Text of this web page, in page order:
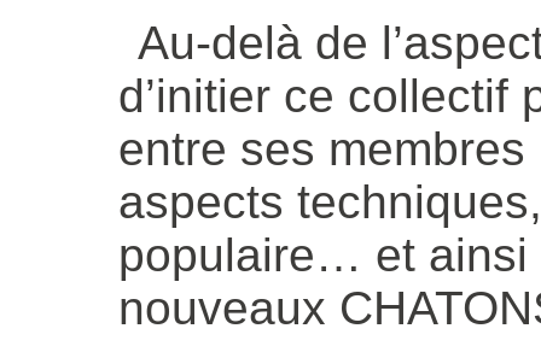
Au-delà de
d’initier ce collectif
entre ses
aspects
populaire… et ainsi
nouveaux